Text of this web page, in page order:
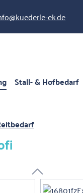
ek.de
Stall- & Hofbedarf